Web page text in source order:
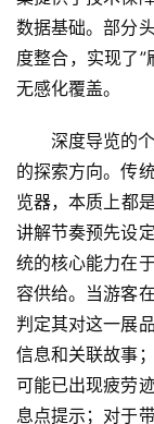
消
文
旅
乡
村
振
兴
智
慧
旅
登录
数据基础。部分
度整合，实现了
无感化覆盖。
深度导览的
的探索方向。传
览器，本质上都
讲解节奏预先设
统的核心能力在
容供给。当游客
判定其对这一展
信息和关联故事
可能已出现疲劳
息点提示；对于